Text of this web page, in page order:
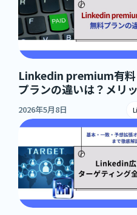
Linkedin premium有料
プランの違いは？メリ
金・機能などを解説
2026年5月8日